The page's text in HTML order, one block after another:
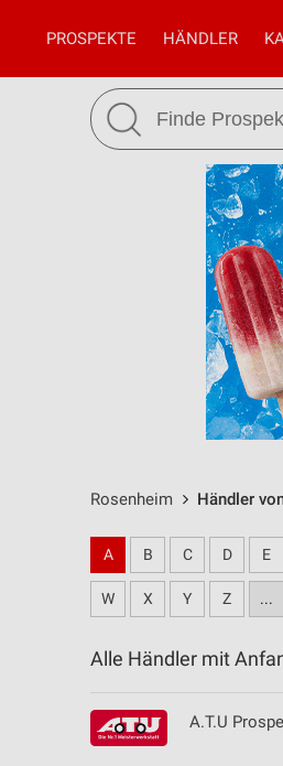
PROSPEKTE HÄNDLER
Rosenheim Händler
A B C D E
W X Y Z ...
Alle Händler mit
A.T.U